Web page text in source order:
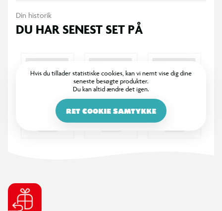
Din historik
DU HAR SENEST SET PÅ
Hvis du tillader statistiske cookies, kan vi nemt vise dig dine
seneste besøgte produkter.
Du kan altid ændre det igen.
RET COOKIE SAMTYKKE